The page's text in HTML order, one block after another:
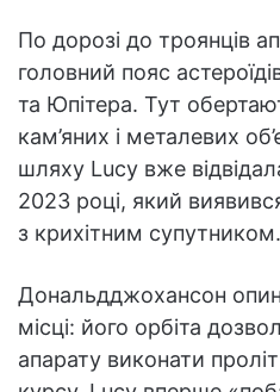
По дорозі до троянців
головний пояс
та Юпітера. Тут
кам’яних і металевих
шляху Lucy вже
2023 році, який
з крихітним супутником.
Дональдджохансон
місці: його орбіта
апарату виконати